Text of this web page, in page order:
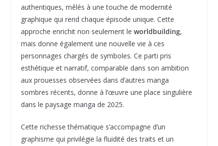
authentiques, mêlés à une touche de modernité
graphique qui rend chaque épisode unique. Cette
approche enrichit non seulement le worldbuilding,
mais donne également une nouvelle vie à ces
personnages chargés de symboles. Ce parti pris
esthétique et narratif, comparable dans son ambition
aux prouesses observées dans d’autres manga
sombres récents, donne à l’œuvre une place singulière
dans le paysage manga de 2025.
Cette richesse thématique s’accompagne d’un
graphisme qui privilégie la fluidité des traits et un